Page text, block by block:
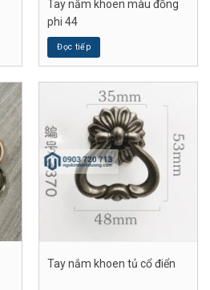
Tay nắm khoen màu đồng
phi 44
Đọc tiếp
Tay nắm khoen tủ cổ điển